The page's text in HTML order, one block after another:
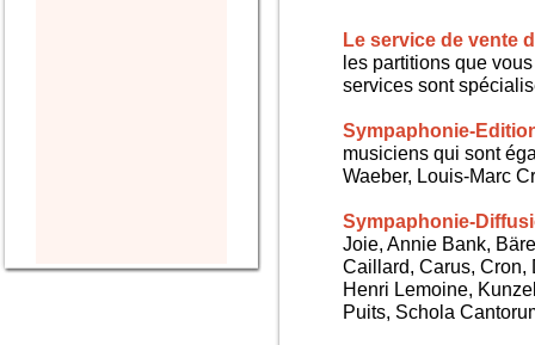
Le service de vente
les partitions que
services sont
Sympaphonie-
musiciens qui sont
Waeber, Louis-Marc
Sympaphonie-
Joie, Annie Bank,
Caillard, Carus, Cron,
Henri Lemoine,
Puits, Schola